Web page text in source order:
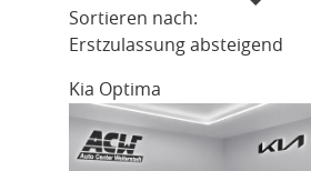
Sortieren nach:
Erstzulassung absteigend
Kia Optima